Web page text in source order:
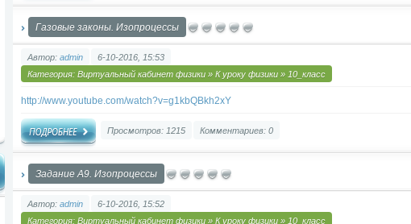
Газовые законы. Изопроцессы
Автор: admin
6-10-2016, 15:53
Категория: Виртуальный кабинет физики » К уроку физики » 10_класс
http://www.youtube.com/watch?v=g1kbQBkh2xY
Просмотров: 1215 Комментариев: 0
Задание А9. Изопроцессы
Автор: admin
6-10-2016, 15:52
Категория: Виртуальный кабинет физики » К уроку физики » 10_класс